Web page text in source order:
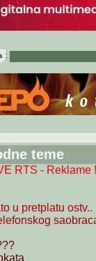
:
teme
RTS - Reklame
u pretplatu ostv..